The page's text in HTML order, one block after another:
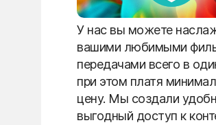
У нас вы можете
вашими любимыми
передачами всего в
при этом платя
цену. Мы создали
выгодный доступ к